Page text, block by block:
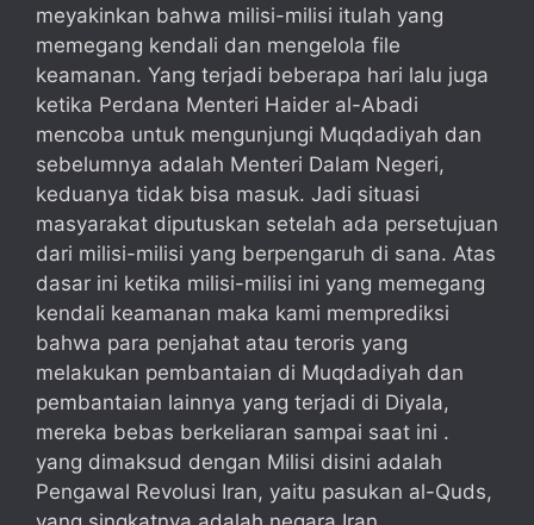
meyakinkan bahwa milisi-milisi itulah yang
memegang kendali dan mengelola file
keamanan. Yang terjadi beberapa hari lalu juga
ketika Perdana Menteri Haider al-Abadi
mencoba untuk mengunjungi Muqdadiyah dan
sebelumnya adalah Menteri Dalam Negeri,
keduanya tidak bisa masuk. Jadi situasi
masyarakat diputuskan setelah ada persetujuan
dari milisi-milisi yang berpengaruh di sana. Atas
dasar ini ketika milisi-milisi ini yang memegang
kendali keamanan maka kami memprediksi
bahwa para penjahat atau teroris yang
melakukan pembantaian di Muqdadiyah dan
pembantaian lainnya yang terjadi di Diyala,
mereka bebas berkeliaran sampai saat ini .
yang dimaksud dengan Milisi disini adalah
Pengawal Revolusi Iran, yaitu pasukan al-Quds,